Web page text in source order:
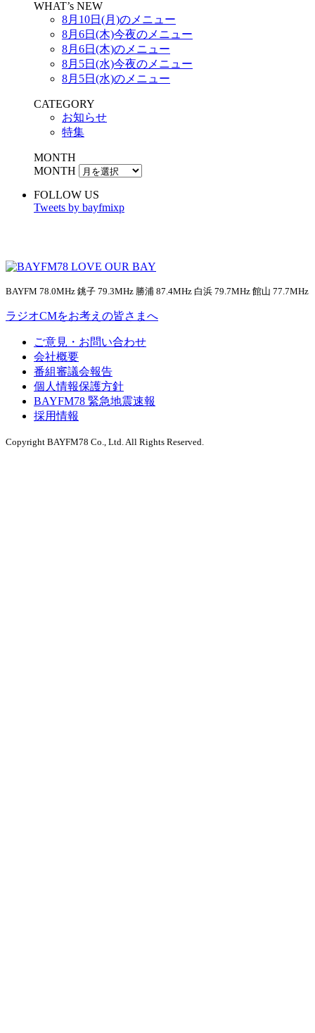
WHAT’s NEW
8月10日(月)のメニュー
8月6日(木)今夜のメニュー
8月6日(木)のメニュー
8月5日(水)今夜のメニュー
8月5日(水)のメニュー
CATEGORY
お知らせ
特集
MONTH
MONTH
FOLLOW US
Tweets by bayfmixp
BAYFM 78.0MHz 銚子 79.3MHz 勝浦 87.4MHz 白浜 79.7MHz 館山 77.7MHz
ラジオCMをお考えの皆さまへ
ご意見・お問い合わせ
会社概要
番組審議会報告
個人情報保護方針
BAYFM78 緊急地震速報
採用情報
Copyright BAYFM78 Co., Ltd. All Rights Reserved.